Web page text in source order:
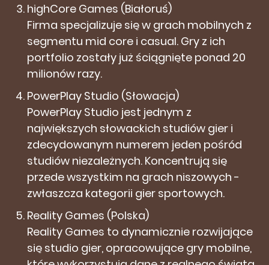
highCore Games (Białoruś)
Firma specjalizuje się w grach mobilnych z
segmentu mid core i casual. Gry z ich
portfolio zostały już ściągnięte ponad 20
milionów razy.
PowerPlay Studio (Słowacja)
PowerPlay Studio jest jednym z
największych słowackich studiów gier i
zdecydowanym numerem jeden pośród
studiów niezależnych. Koncentrują się
przede wszystkim na grach niszowych -
zwłaszcza kategorii gier sportowych.
Reality Games (Polska)
Reality Games to dynamicznie rozwijające
się studio gier, opracowujące gry mobilne,